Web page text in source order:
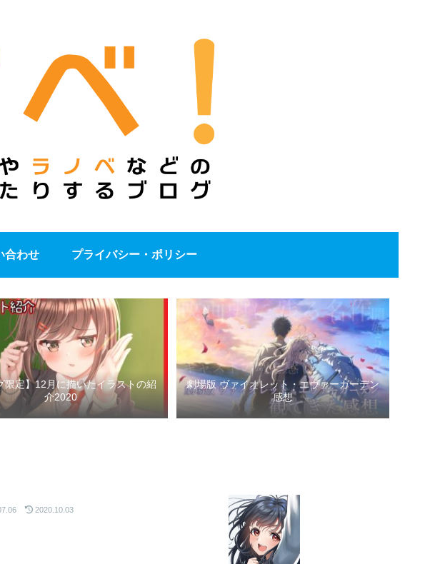
合わせ プライバシー・ポリシー
限定】12月に描いたイラストの紹
介2020
劇場版 ヴァイオレット・エヴァーガーデン
感想
2020.10.03